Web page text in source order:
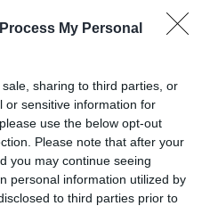
My Personal
sharing to third parties, or
or sensitive information for
use the below opt-out
Please note that after your
you may continue seeing
personal information utilized by
to third parties prior to
NOMEAÇÕES
NACIONAIS